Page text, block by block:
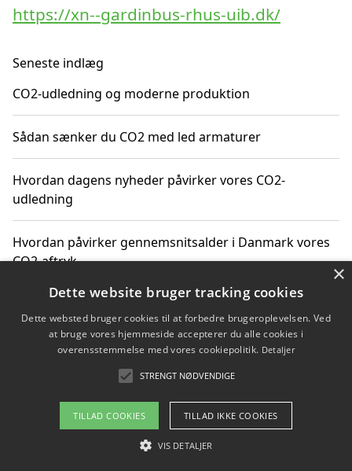
https://xn--gardinbus-rhus-uib.dk/
Seneste indlæg
CO2-udledning og moderne produktion
Sådan sænker du CO2 med led armaturer
Hvordan dagens nyheder påvirker vores CO2-
udledning
Hvordan påvirker gennemsnitsalder i Danmark vores
CO2-aftryk
Hvordan nyheder om CO2-udledning påvirker vores
hverdag
Om / kontakt
Blog Betingelser
×
Dette website bruger tracking cookies
Dette websted bruger cookies til at forbedre brugeroplevelsen. Ved
at bruge vores hjemmeside accepterer du alle cookies i
overensstemmelse med vores cookiepolitik. Detaljer
STRENGT NØDVENDIGE
TILLAD COOKIES TILLAD IKKE COOKIES
VIS DETALJER